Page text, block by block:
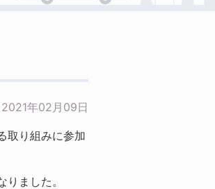
2021年02月09日
取り組みに参加
ました。